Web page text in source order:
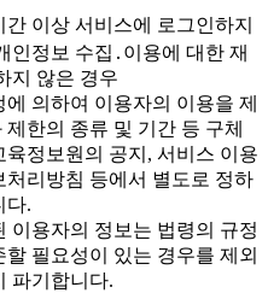
간 이상 서비스에 로그인하지
인정보 수집․이용에 대한 재
지 않은 경우
의하여 이용자의 이용을 제
한의 종류 및 기간 등 구체
육정보원의 공지, 서비스 이용
처리방침 등에서 별도로 정하
다.
이용자의 정보는 법령의 규정
할 필요성이 있는 경우를 제외
파기합니다.